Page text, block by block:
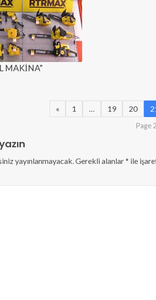
MAKİNA”
« 1 … 19 20
Page
yayınlanmayacak.Gerekli alanlar* ile